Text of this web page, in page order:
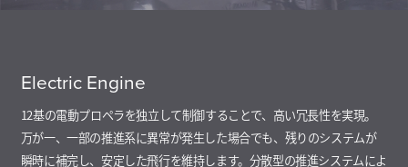
Electric Engine
12基の電動プロペラを独立して制御することで、高い冗長性を実現。
万が一、一部の推進系に異常が発生した場合でも、残りのシステムが
瞬時に補完し、安定した飛行を維持します。分散型の推進システムによ